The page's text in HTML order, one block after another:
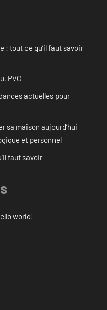
: tout ce qu’il faut savoir
PVC
actuelles pour
sa maison aujourd’hui
et personnel
faut savoir
world!